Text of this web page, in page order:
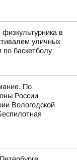
в
уличных
баскетболу
По
России
Вологодской